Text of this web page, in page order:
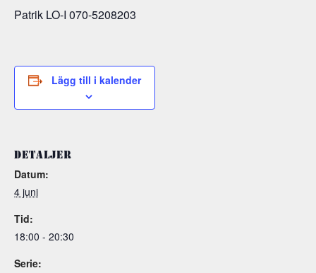
Patrik LO-I 070-5208203
Lägg till i kalender
DETALJER
Datum:
4 juni
Tid:
18:00 - 20:30
Serie: